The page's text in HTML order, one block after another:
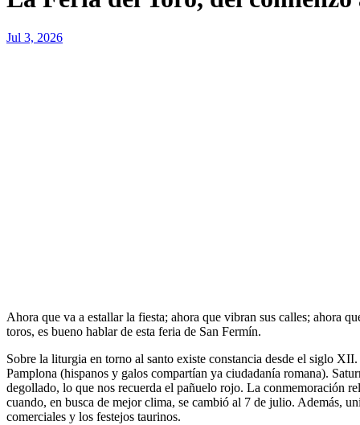
Jul 3, 2026
Ahora que va a estallar la fiesta; ahora que vibran sus calles; ahora
toros, es bueno hablar de esta feria de San Fermín.
Sobre la liturgia en torno al santo existe constancia desde el siglo
Pamplona (hispanos y galos compartían ya ciudadanía romana).
degollado, lo que nos recuerda el pañuelo rojo. La conmemoración
cuando, en busca de mejor clima, se cambió al 7 de julio. Además,
comerciales y los festejos taurinos.